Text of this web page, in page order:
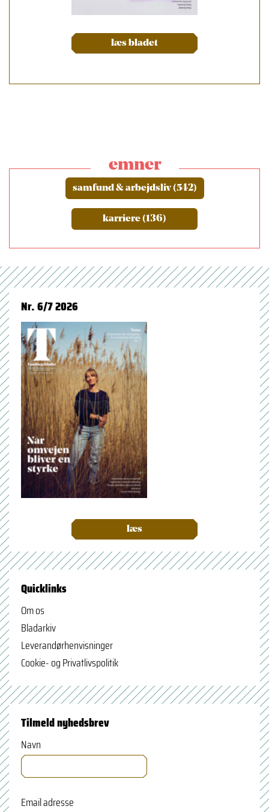
læs bladet
emner
samfund & arbejdsliv (542)
karriere (136)
Nr. 6/7 2026
læs
Quicklinks
Om os
Bladarkiv
Leverandørhenvisninger
Cookie- og Privatlivspolitik
Tilmeld nyhedsbrev
Navn
Email adresse